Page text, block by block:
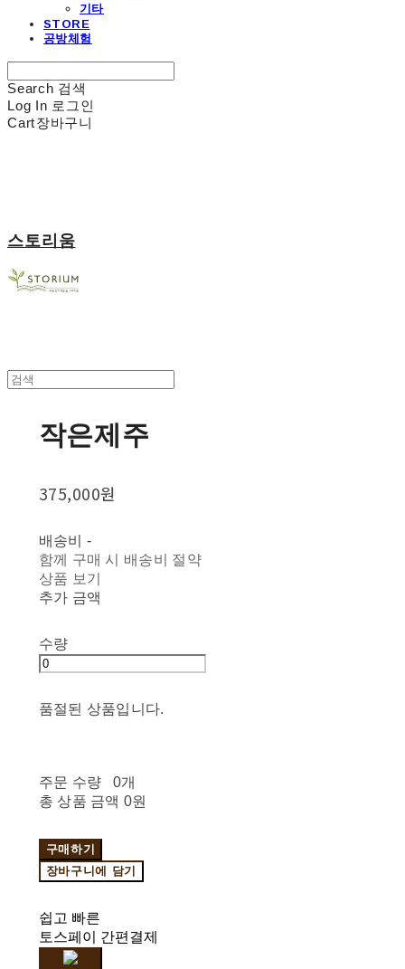
기타
STORE
공방체험
Search 검색
Log In 로그인
Cart장바구니
스토리움
작은제주
375,000원
배송비 -
함께 구매 시 배송비 절약
상품 보기
추가 금액
수량
품절된 상품입니다.
주문 수량
0개
총 상품 금액 0원
구매하기
장바구니에 담기
쉽고 빠른
토스페이 간편결제